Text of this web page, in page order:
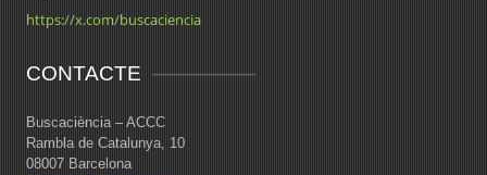
https://x.com/buscaciencia
CONTACTE
Buscaciència – ACCC
Rambla de Catalunya, 10
08007 Barcelona